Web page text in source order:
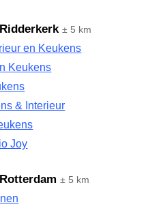
± 5 km
en Keukens
Keukens
& Interieur
Joy
± 5 km